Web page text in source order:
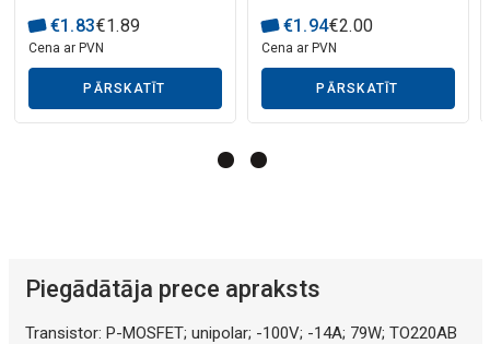
€1 .83€1.89
Cena ar PVN
PĀRSKATĪT
€1 .94€2.00
Cena ar PVN
PĀRSKATĪT
Piegādātāja prece apraksts
Transistor: P-MOSFET; unipolar; -100V; -14A; 79W; TO220AB